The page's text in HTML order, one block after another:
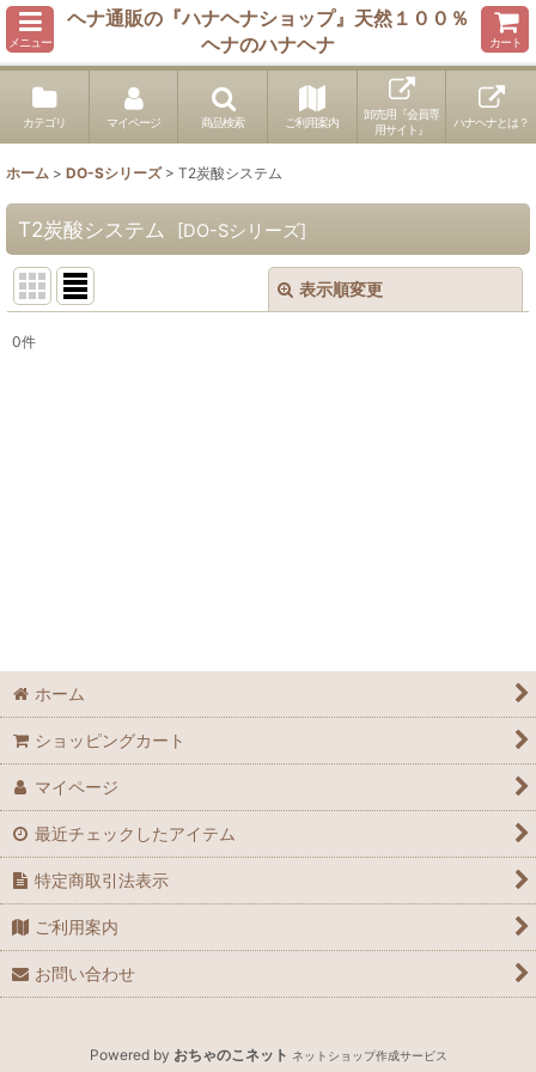
メニュー
ヘナ通販の『ハナヘナショップ』天然１００％
ヘナのハナヘナ
カート
カテゴリ マイページ 商品検索 ご利用案内
卸売用『会員専
用サイト』
ハナヘナとは？
ホーム > DO-Sシリーズ > T2炭酸システム
T2炭酸システム [DO-Sシリーズ]
表示順変更
0件
ホーム
ショッピングカート
マイページ
最近チェックしたアイテム
特定商取引法表示
ご利用案内
お問い合わせ
Powered by おちゃのこネット ネットショップ作成サービス